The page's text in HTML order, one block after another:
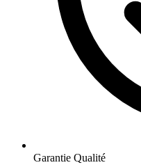
Garantie Qualité